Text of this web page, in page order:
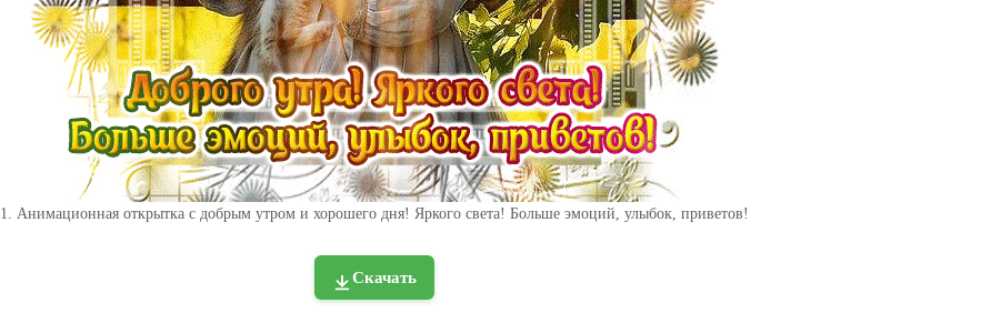
1. Анимационная открытка с добрым утром и хорошего дня! Яркого света! Больше эмоций, улыбок, приветов!
Скачать